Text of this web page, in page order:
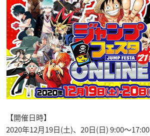
【開催日時】
2020年12月19日(土)、20日(日) 9:00〜17:00